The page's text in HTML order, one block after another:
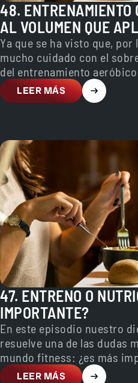
48. ENTRENAMIENTO
AL VOLUMEN QUE
INFERIOR!
Ya que se ha visto que, por
mucho cuidado con el
del entrenamiento
LEER MÁS
47. ENTRENO O
IMPORTANTE?
En este episodio nuestro
resuelve una de las dudas
mundo fitness: ¿es más
o…
LEER MÁS